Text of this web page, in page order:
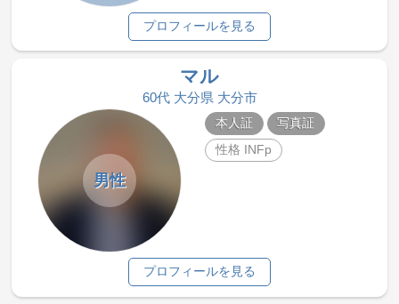
プロフィールを見る
マル
60代 大分県 大分市
男性
本人証
写真証
性格 INFp
プロフィールを見る